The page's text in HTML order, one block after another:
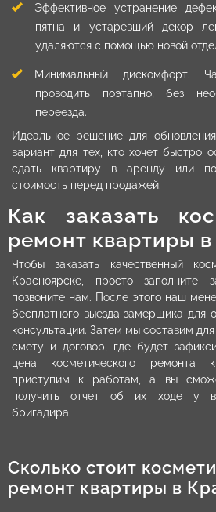
Эффективное устранение
пятна и устаревший декор
удаляются с помощью новой
Минимальный дискомфорт.
проводить поэтапно, без
переезда.
Идеальное решение для
вариант для тех, кто хочет быстро
сдать квартиру в аренду или
стоимость перед продажей.
Как заказать
ремонт квартиры в
Чтобы заказать качественный
Красноярске, просто заполните
позвоните нам. После этого наш
бесплатного выезда замерщика для
консультации. Затем мы составим
смету и договор, где будет
цена косметического ремонта
приступим к работам, а вы
получить отчет об их ходе у
бригадира.
Сколько стоит
ремонт квартиры в